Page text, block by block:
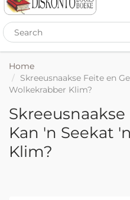
Home
Skreeusnaakse Feite en
Wolkekrabber Klim?
Kan 'n Seekat
Klim?